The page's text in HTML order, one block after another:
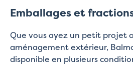
Emballages et
Que vous ayez un petit projet
aménagement extérieur,
disponible en plusieurs